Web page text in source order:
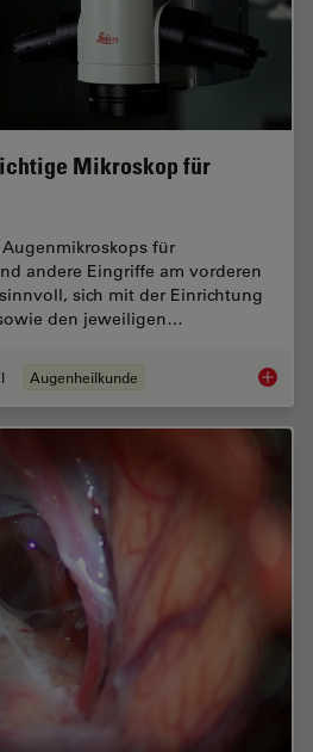
Mikroskop für
für
andere Eingriffe am vorderen
sich mit der Einrichtung
den jeweiligen…
Augenheilkunde So